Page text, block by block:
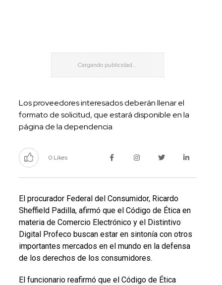
Los proveedores interesados deberán llenar el
formato de solicitud, que estará disponible en la
página de la dependencia
0 Likes
El procurador Federal del Consumidor, Ricardo
Sheffield Padilla, afirmó que el Código de Ética en
materia de Comercio Electrónico y el Distintivo
Digital Profeco buscan estar en sintonía con otros
importantes mercados en el mundo en la defensa
de los derechos de los consumidores.
El funcionario reafirmó que el Código de Ética